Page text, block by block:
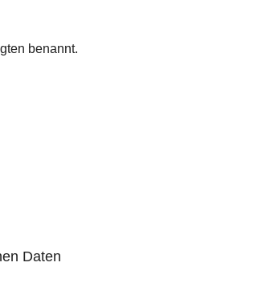
benannt.
Daten